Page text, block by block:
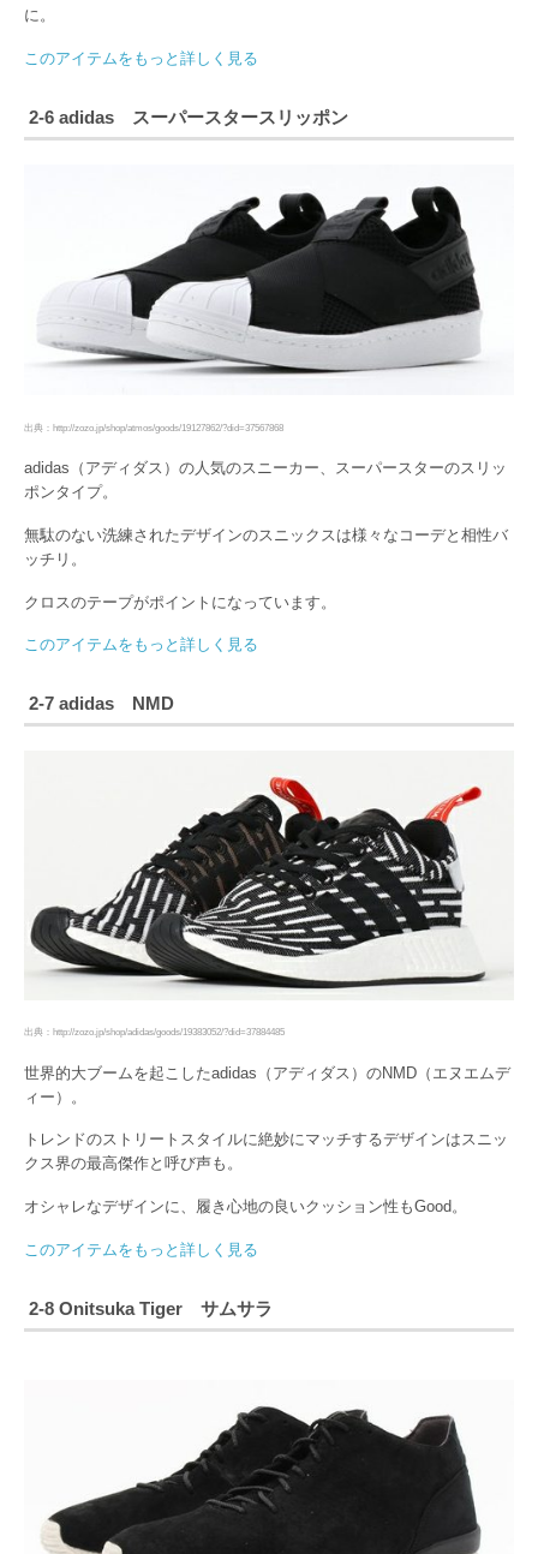
に。
このアイテムをもっと詳しく見る
2-6 adidas スーパースタースリッポン
出典：http://zozo.jp/shop/atmos/goods/19127862/?did=37567868
adidas（アディダス）の人気のスニーカー、スーパースターのスリッ
ポンタイプ。
無駄のない洗練されたデザインのスニックスは様々なコーデと相性バ
ッチリ。
クロスのテープがポイントになっています。
このアイテムをもっと詳しく見る
2-7 adidas NMD
出典：http://zozo.jp/shop/adidas/goods/19383052/?did=37884485
世界的大ブームを起こしたadidas（アディダス）のNMD（エヌエムデ
ィー）。
トレンドのストリートスタイルに絶妙にマッチするデザインはスニッ
クス界の最高傑作と呼び声も。
オシャレなデザインに、履き心地の良いクッション性もGood。
このアイテムをもっと詳しく見る
2-8 Onitsuka Tiger サムサラ